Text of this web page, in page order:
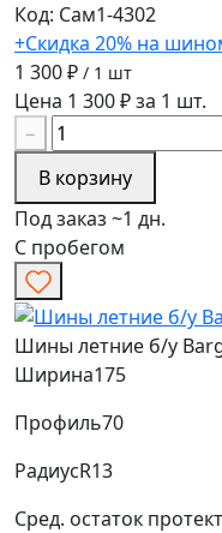
Код: Сам1-4302
+Скидка 20% на
1 300 ₽ / 1 шт
Цена 1 300 ₽ за 1 шт.
−
В корзину
Под заказ ~1 дн.
С пробегом
Шины летние б/у
Ширина175
Профиль70
РадиусR13
Сред. остаток